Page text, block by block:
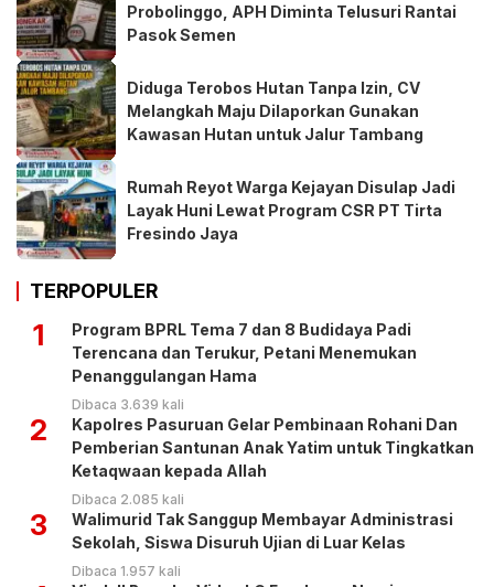
Probolinggo, APH Diminta Telusuri Rantai
Pasok Semen
Diduga Terobos Hutan Tanpa Izin, CV
Melangkah Maju Dilaporkan Gunakan
Kawasan Hutan untuk Jalur Tambang
Rumah Reyot Warga Kejayan Disulap Jadi
Layak Huni Lewat Program CSR PT Tirta
Fresindo Jaya
TERPOPULER
1
Program BPRL Tema 7 dan 8 Budidaya Padi
Terencana dan Terukur, Petani Menemukan
Penanggulangan Hama
Dibaca 3.639 kali
2
Kapolres Pasuruan Gelar Pembinaan Rohani Dan
Pemberian Santunan Anak Yatim untuk Tingkatkan
Ketaqwaan kepada Allah
Dibaca 2.085 kali
3
Walimurid Tak Sanggup Membayar Administrasi
Sekolah, Siswa Disuruh Ujian di Luar Kelas
Dibaca 1.957 kali